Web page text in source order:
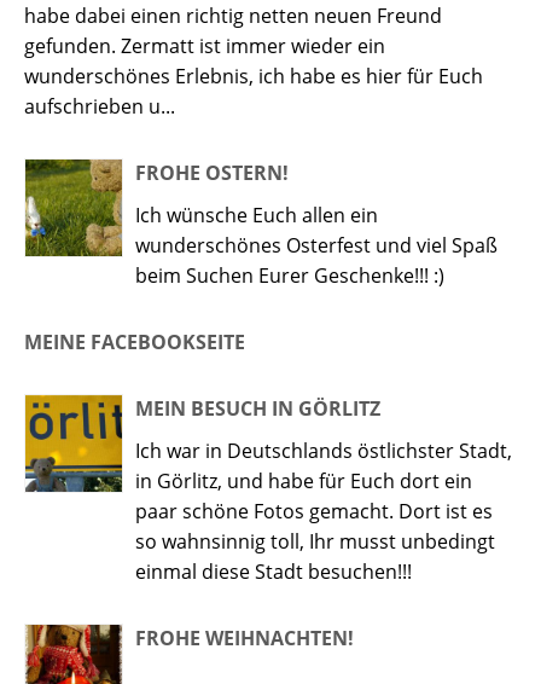
habe dabei einen richtig netten neuen Freund
gefunden. Zermatt ist immer wieder ein
wunderschönes Erlebnis, ich habe es hier für Euch
aufschrieben u...
FROHE OSTERN!
Ich wünsche Euch allen ein
wunderschönes Osterfest und viel Spaß
beim Suchen Eurer Geschenke!!! :)
MEINE FACEBOOKSEITE
MEIN BESUCH IN GÖRLITZ
Ich war in Deutschlands östlichster Stadt,
in Görlitz, und habe für Euch dort ein
paar schöne Fotos gemacht. Dort ist es
so wahnsinnig toll, Ihr musst unbedingt
einmal diese Stadt besuchen!!!
FROHE WEIHNACHTEN!